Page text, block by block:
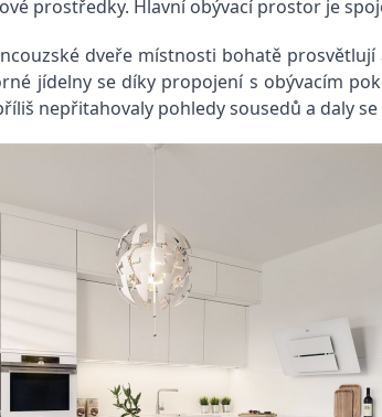
prostředky. Hlavní obývací prostor je
dveře místnosti bohatě
jídelny se díky propojení s obývacím
nepřitahovaly pohledy sousedů a daly